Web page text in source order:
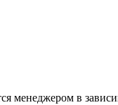
менеджером в